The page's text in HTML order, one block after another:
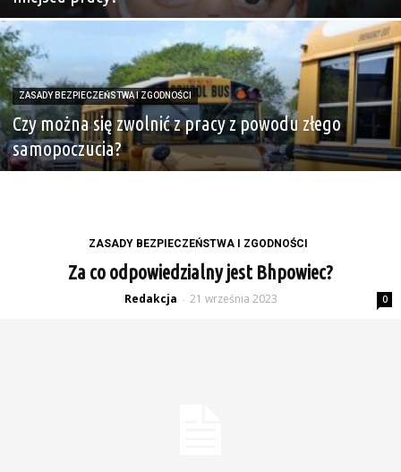
ZASADY BEZPIECZEŃSTWA I ZGODNOŚCI
Czy można się zwolnić z pracy z powodu złego
samopoczucia?
ZASADY BEZPIECZEŃSTWA I ZGODNOŚCI
Za co odpowiedzialny jest Bhpowiec?
Redakcja - 21 września 2023 0